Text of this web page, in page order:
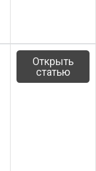
Открыть
статью